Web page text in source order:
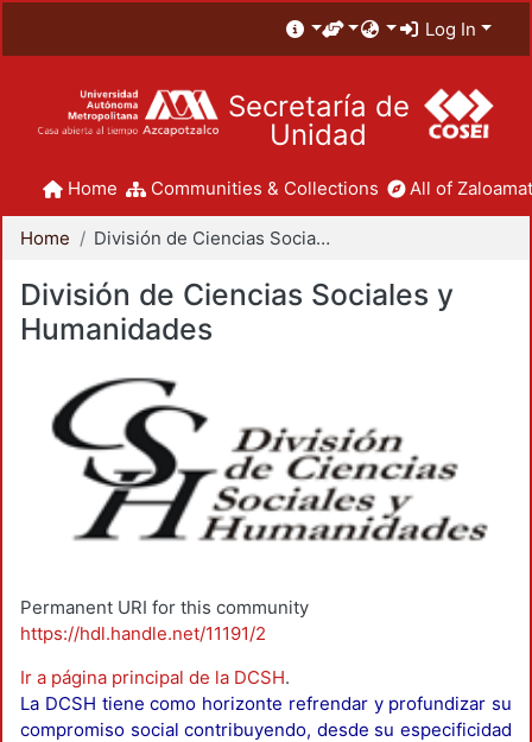
Log In
Secretaría de
Unidad
Home Communities & Collections All of
Home División de Ciencias Sociales y Humanidades
División de Ciencias Sociales y
Humanidades
Permanent URI for this community
https://hdl.handle.net/11191/2
Ir a página principal de la DCSH.
La DCSH tiene como horizonte refrendar y profundizar su
compromiso social contribuyendo, desde su especificidad